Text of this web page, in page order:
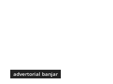
advertorial banjar